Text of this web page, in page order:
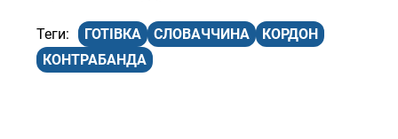
ГОТІВКА СЛОВАЧЧИНА
КОРДОН
КОНТРАБАНДА